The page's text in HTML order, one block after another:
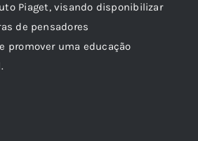
Piaget, visando disponibilizar
de pensadores
promover uma educação